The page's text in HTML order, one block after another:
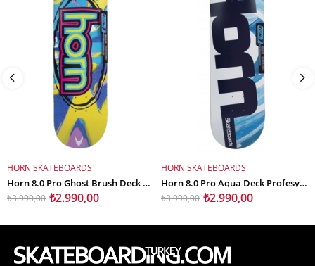
SEPETE EKLE
HORN SKATEBOARDS
Horn 8.0 Pro Ghost Brush Deck Profesyonel Kaykay Tahtası
₺2.990,00
₺3.990,00
SEPETE EKLE
HORN SKATEBOARDS
Horn 8.0 Pro Aqua Deck Profesyonel Kaykay Tahtası
₺2.990,00
₺3.990,00